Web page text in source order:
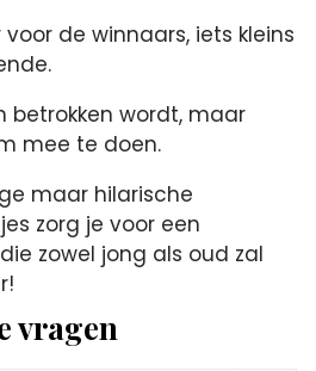
de winnaars, iets kleins
betrokken wordt, maar
mee te doen.​
maar hilarische
zorg je voor een
zowel jong als oud zal
vragen